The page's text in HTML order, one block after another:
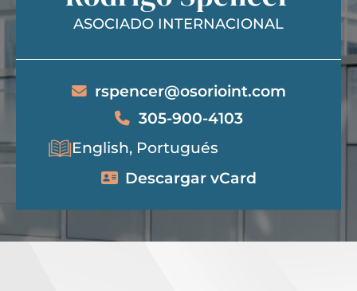
ASOCIADO INTERNACIONAL
rspencer@osorioint.com
305-900-4103
English, Portugués
Descargar vCard